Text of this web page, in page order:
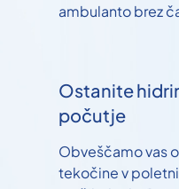
ambulanto brez
Ostanite
počutje
Obveščamo vas
tekočine v